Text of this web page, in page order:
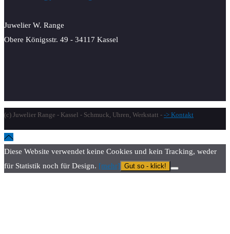
Juwelier W. Range
Obere Königsstr. 49 - 34117 Kassel
(c) Juwelier Range - Kassel - Schmuck, Uhren, Werkstatt - -> Kontakt
Diese Website verwendet keine Cookies und kein Tracking, weder
für Statistik noch für Design. [mehr] Gut so - klick!